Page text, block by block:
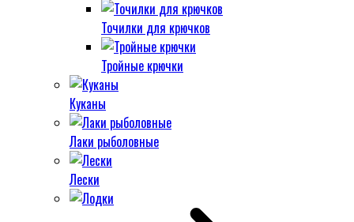
Точилки для крючков
Тройные крючки
Куканы
Лаки рыболовные
Лески